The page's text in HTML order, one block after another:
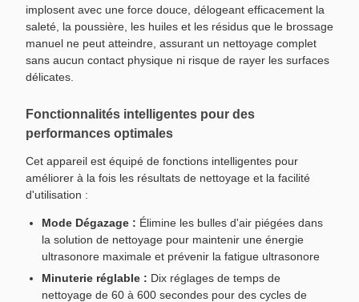
implosent avec une force douce, délogeant efficacement la
saleté, la poussière, les huiles et les résidus que le brossage
manuel ne peut atteindre, assurant un nettoyage complet
sans aucun contact physique ni risque de rayer les surfaces
délicates.
Fonctionnalités intelligentes pour des
performances optimales
Cet appareil est équipé de fonctions intelligentes pour
améliorer à la fois les résultats de nettoyage et la facilité
d'utilisation :
Mode Dégazage : Élimine les bulles d'air piégées dans
la solution de nettoyage pour maintenir une énergie
ultrasonore maximale et prévenir la fatigue ultrasonore
Minuterie réglable : Dix réglages de temps de
nettoyage de 60 à 600 secondes pour des cycles de